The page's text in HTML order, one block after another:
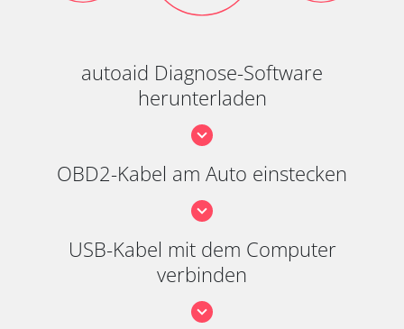
autoaid Diagnose-Software
herunterladen
OBD2-Kabel am Auto einstecken
USB-Kabel mit dem Computer
verbinden